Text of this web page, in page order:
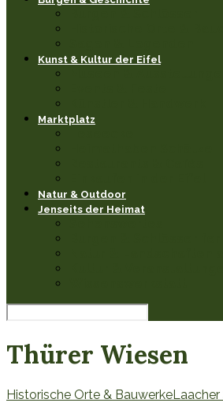
Kunst & Kultur der Eifel
Marktplatz
Natur & Outdoor
Jenseits der Heimat
Thürer Wiesen
Historische Orte & Bauwerke